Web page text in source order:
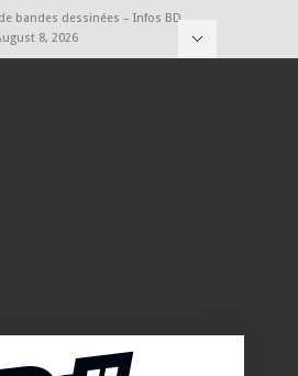
bandes dessinées – Infos BD,
8, 2026